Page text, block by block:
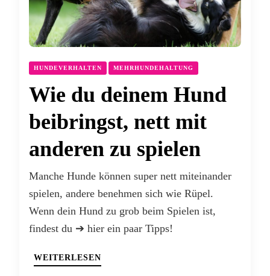
HUNDEVERHALTEN MEHRHUNDEHALTUNG
Wie du deinem Hund
beibringst, nett mit
anderen zu spielen
Manche Hunde können super nett miteinander
spielen, andere benehmen sich wie Rüpel.
Wenn dein Hund zu grob beim Spielen ist,
findest du ➔ hier ein paar Tipps!
WEITERLESEN